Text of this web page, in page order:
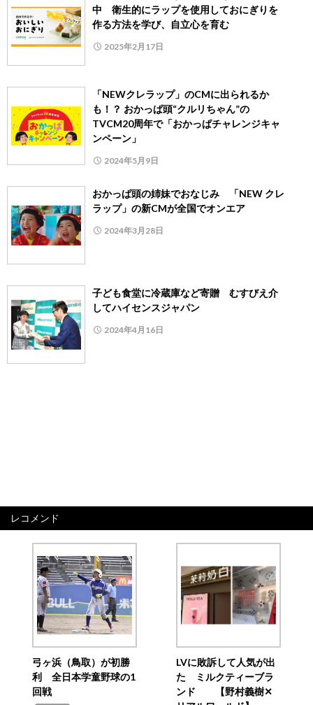
中 衛生的にラップを使用しておにぎりを
作る方法を学び、自立心を育む
2025年2月17日
「NEWクレラップ」のCMに出られるか
も！？ おかっぱ頭“クルリちゃん”の
TVCM20周年で「おかっぱチャレンジキャ
ンペーン」
2024年5月9日
おかっぱ頭の姉妹でおなじみ 「NEW クレ
ラップ」の新CMが全国でオンエア
2024年3月28日
子ども食堂に冷蔵庫など寄贈 むすびえ介
してハイセンスジャパン
2024年4月16日
レコメンド
弓ヶ浜（鳥取）が初勝
利 全日本学童野球の1
回戦
LVに敗訴して人気が出
た ミルクティーブラ
ンド 【野村義樹✕